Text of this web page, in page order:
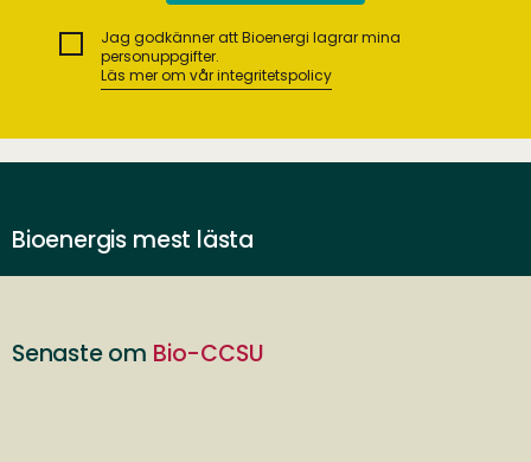
Jag godkänner att Bioenergi lagrar mina
personuppgifter.
Läs mer om vår integritetspolicy
Bioenergis mest lästa
Senaste om Bio-CCSU